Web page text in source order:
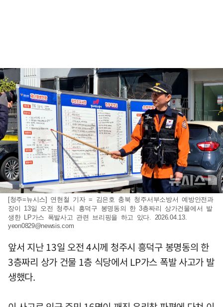
[청주=뉴시스] 연현철 기자 = 김은호 충북 청주서부소방서 예방안전과
장이 13일 오전 청주시 흥덕구 봉명동의 한 3층짜리 상가건물에서 발
생한 LP가스 폭발사고 관련 브리핑을 하고 있다. 2026.04.13.
yeon0829@newsis.com
앞서 지난 13일 오전 4시께 청주시 흥덕구 봉명동의 한
3층짜리 상가 건물 1층 식당에서 LP가스 폭발 사고가 발
생했다.